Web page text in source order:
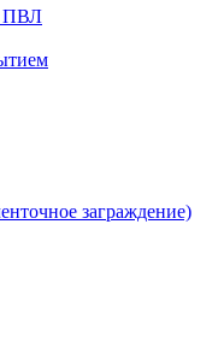
ПВЛ
заграждение)